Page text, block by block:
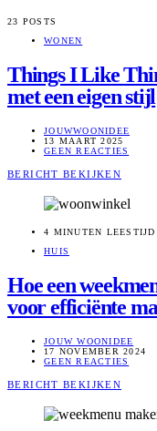
23 POSTS
WONEN
Things I Like
met een eigen stijl
JOUWWOONIDEE
13 MAART 2025
GEEN REACTIES
BERICHT BEKIJKEN
4 MINUTEN LEESTIJD
HUIS
Hoe een
voor efficiënte
JOUW WOONIDEE
17 NOVEMBER 2024
GEEN REACTIES
BERICHT BEKIJKEN